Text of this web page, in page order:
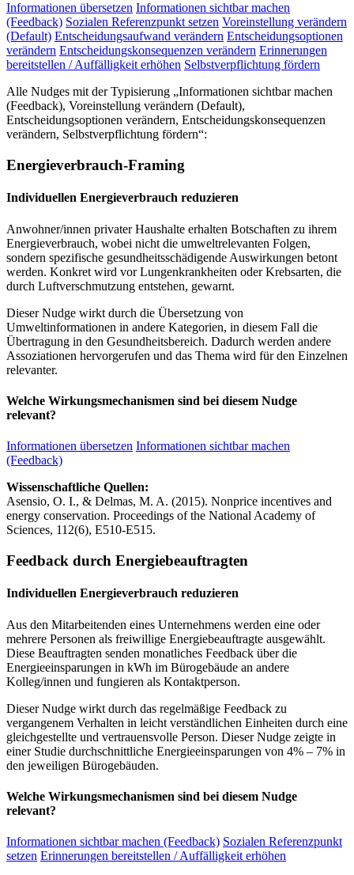
Informationen übersetzen Informationen sichtbar machen
(Feedback) Sozialen Referenzpunkt setzen Voreinstellung verändern
(Default) Entscheidungsaufwand verändern Entscheidungsoptionen
verändern Entscheidungskonsequenzen verändern Erinnerungen
bereitstellen / Auffälligkeit erhöhen Selbstverpflichtung fördern
Alle Nudges mit der Typisierung „Informationen sichtbar machen
(Feedback), Voreinstellung verändern (Default),
Entscheidungsoptionen verändern, Entscheidungskonsequenzen
verändern, Selbstverpflichtung fördern“:
Energieverbrauch-Framing
Individuellen Energieverbrauch reduzieren
Anwohner/innen privater Haushalte erhalten Botschaften zu ihrem
Energieverbrauch, wobei nicht die umweltrelevanten Folgen,
sondern spezifische gesundheitsschädigende Auswirkungen betont
werden. Konkret wird vor Lungenkrankheiten oder Krebsarten, die
durch Luftverschmutzung entstehen, gewarnt.
Dieser Nudge wirkt durch die Übersetzung von
Umweltinformationen in andere Kategorien, in diesem Fall die
Übertragung in den Gesundheitsbereich. Dadurch werden andere
Assoziationen hervorgerufen und das Thema wird für den Einzelnen
relevanter.
Welche Wirkungsmechanismen sind bei diesem Nudge
relevant?
Informationen übersetzen Informationen sichtbar machen
(Feedback)
Wissenschaftliche Quellen:
Asensio, O. I., & Delmas, M. A. (2015). Nonprice incentives and
energy conservation. Proceedings of the National Academy of
Sciences, 112(6), E510-E515.
Feedback durch Energiebeauftragten
Individuellen Energieverbrauch reduzieren
Aus den Mitarbeitenden eines Unternehmens werden eine oder
mehrere Personen als freiwillige Energiebeauftragte ausgewählt.
Diese Beauftragten senden monatliches Feedback über die
Energieeinsparungen in kWh im Bürogebäude an andere
Kolleg/innen und fungieren als Kontaktperson.
Dieser Nudge wirkt durch das regelmäßige Feedback zu
vergangenem Verhalten in leicht verständlichen Einheiten durch eine
gleichgestellte und vertrauensvolle Person. Dieser Nudge zeigte in
einer Studie durchschnittliche Energieeinsparungen von 4% – 7% in
den jeweiligen Bürogebäuden.
Welche Wirkungsmechanismen sind bei diesem Nudge
relevant?
Informationen sichtbar machen (Feedback) Sozialen Referenzpunkt
setzen Erinnerungen bereitstellen / Auffälligkeit erhöhen